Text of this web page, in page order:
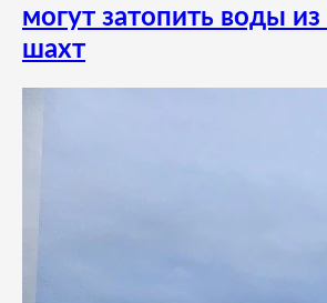
могут затопить воды
шахт